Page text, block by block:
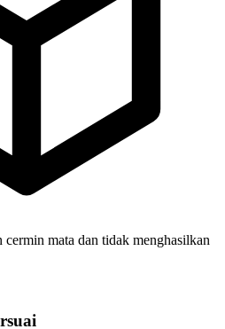
mata dan tidak menghasilkan